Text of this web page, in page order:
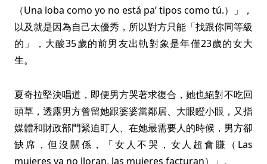
（Una loba como yo no está pa’ tipos como tú.）」，
以及就是因為自己太優秀，所以對方只能「找跟你同等級
的」，大酸35歲的前男友出軌對象是年僅23歲的女大
生。
夏奇拉堅決唱道，即便男方哭著求復合，她也絕對不吃回
頭草，透露男方曾留她跟婆婆當鄰居、大眼瞪小眼，又指
媒體和財政部門緊迫盯人、在她最需要人的時候，男方卻
缺席，但沒關係，「女人不哭，女人超會賺（Las
mujeres ya no lloran, las mujeres facturan）」。